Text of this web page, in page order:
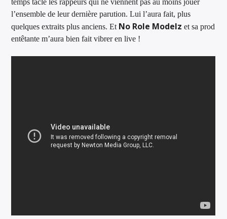
l’ensemble de leur dernière parution. Lui l’aura fait, plus
quelques extraits plus anciens. Et No Role Modelz et sa prod
entêtante m’aura bien fait vibrer en live !